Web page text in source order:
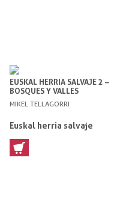
EUSKAL HERRIA SALVAJE 2 –
BOSQUES Y VALLES
MIKEL TELLAGORRI
Euskal herria salvaje